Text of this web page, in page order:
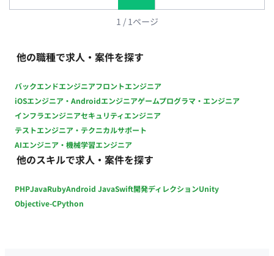
談、関西エリアのクライアントは対面商談および撮影同行が中
心です ※交通費は応相談です 【担当工程】 商談・撮影同行 ■
週2日～5日（月20時間～40時間程度） ・リモート稼働：一部
リモート ・フレックス稼働：相談可能 ・曜日や時間帯：ミーテ
1 / 1ページ
他の職種で求人・案件を探す
バックエンドエンジニアフロントエンジニア
iOSエンジニア・Androidエンジニアゲームプログラマ・エンジニア
インフラエンジニアセキュリティエンジニア
テストエンジニア・テクニカルサポート
AIエンジニア・機械学習エンジニア
他のスキルで求人・案件を探す
PHPJavaRubyAndroid JavaSwift開発ディレクションUnity
Objective-CPython